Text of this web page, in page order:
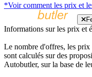
*Voir comment les prix et
Informations sur les prix et
Le nombre d'offres, les prix
sont calculés sur des
Autobutler, sur la base de